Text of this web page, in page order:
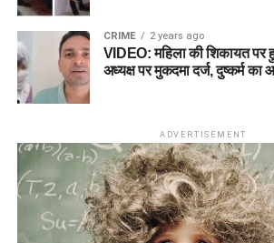
CRIME 2 years ago
VIDEO: महिला की शिकायत
अध्यक्ष पर मुकदमा दर्ज, दुष्कर्म का
ADVERTISEMENT